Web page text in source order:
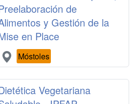
de
y Gestión de la
en Place
Móstoles
Vegetariana